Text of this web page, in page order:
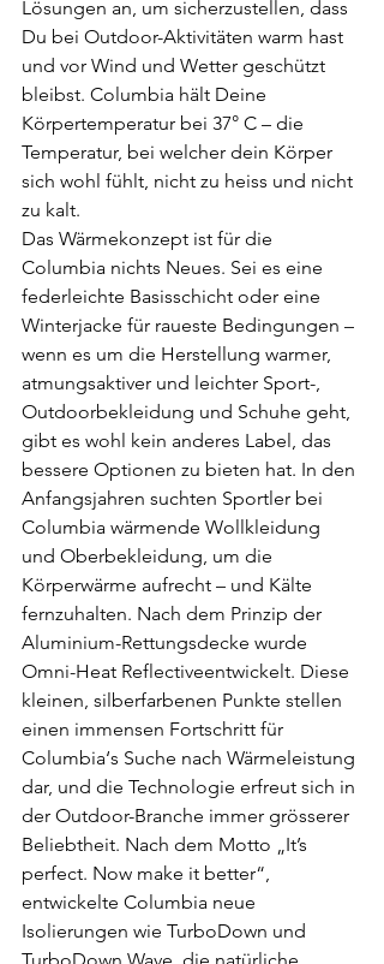
Lösungen an, um sicherzustellen, dass
Du bei Outdoor-Aktivitäten warm hast
und vor Wind und Wetter geschützt
bleibst. Columbia hält Deine
Körpertemperatur bei 37° C – die
Temperatur, bei welcher dein Körper
sich wohl fühlt, nicht zu heiss und nicht
zu kalt.
Das Wärmekonzept ist für die
Columbia nichts Neues. Sei es eine
federleichte Basisschicht oder eine
Winterjacke für raueste Bedingungen –
wenn es um die Herstellung warmer,
atmungsaktiver und leichter Sport-,
Outdoorbekleidung und Schuhe geht,
gibt es wohl kein anderes Label, das
bessere Optionen zu bieten hat. In den
Anfangsjahren suchten Sportler bei
Columbia wärmende Wollkleidung
und Oberbekleidung, um die
Körperwärme aufrecht – und Kälte
fernzuhalten. Nach dem Prinzip der
Aluminium-Rettungsdecke wurde
Omni-Heat Reflectiveentwickelt. Diese
kleinen, silberfarbenen Punkte stellen
einen immensen Fortschritt für
Columbia‘s Suche nach Wärmeleistung
dar, und die Technologie erfreut sich in
der Outdoor-Branche immer grösserer
Beliebtheit. Nach dem Motto „It’s
perfect. Now make it better“,
entwickelte Columbia neue
Isolierungen wie TurboDown und